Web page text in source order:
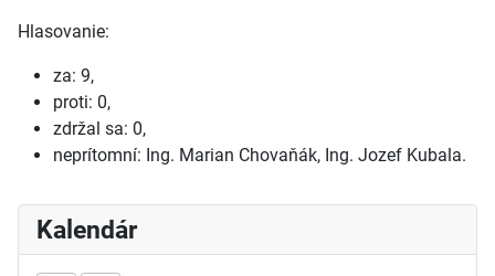
Hlasovanie:
za: 9,
proti: 0,
zdržal sa: 0,
neprítomní: Ing. Marian Chovaňák, Ing. Jozef Kubala.
Kalendár